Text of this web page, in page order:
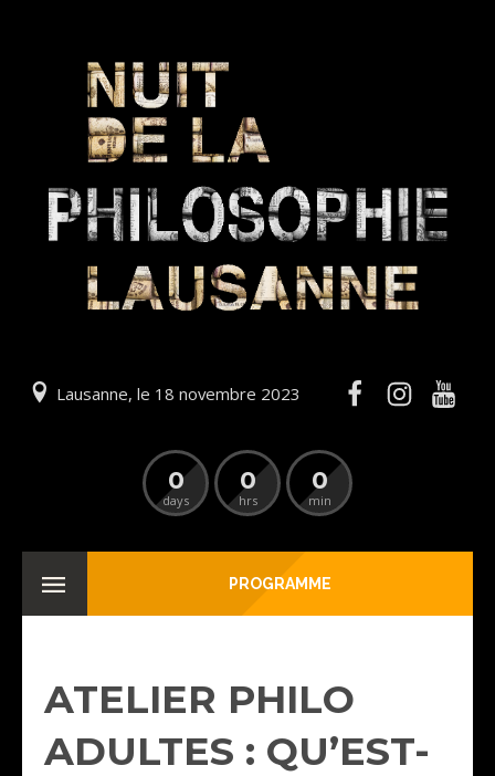
Lausanne, le 18 novembre 2023
0
days
0
hrs
0
min
PROGRAMME
ATELIER PHILO
ADULTES : QU’EST-